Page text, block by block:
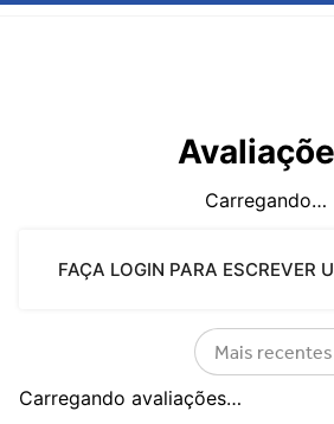
Carregando…
FAÇA LOGIN PARA ESCREVER
Mais recentes
Carregando avaliações…